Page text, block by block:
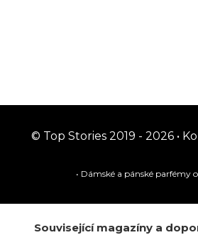
© Top Stories 2019 - 2026 •
• Dámské a pánské parfémy
Související magazíny a